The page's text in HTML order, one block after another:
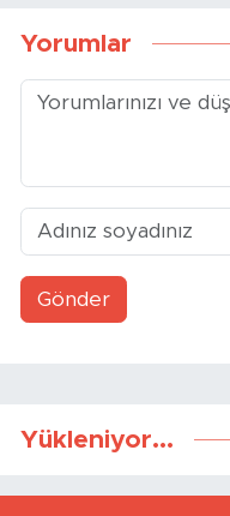
Yorumlar
Gönder
Yükleniyor...